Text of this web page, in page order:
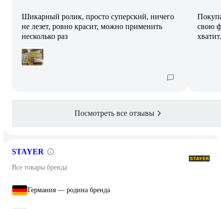
Шикарный ролик, просто суперский, ничего
не лезет, ровно красит, можно применить
несколько раз
свою
хватит.
Посмотреть все отзывы
STAYER
Все товары бренда
Германия — родина бренда